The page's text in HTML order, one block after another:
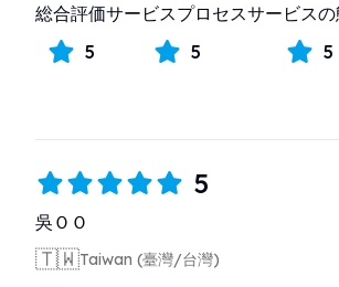
総合評価
5
サービスプロセス
5
サービス
5
5
吳ＯＯ
🇹🇼Taiwan (臺灣/台灣)